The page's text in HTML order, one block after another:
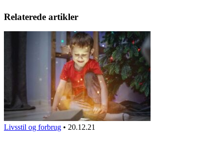
Relaterede artikler
Livsstil og forbrug • 20.12.21